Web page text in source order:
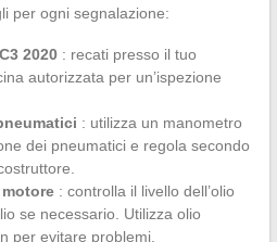
per ogni segnalazione:
2020: recati presso il tuo
autorizzata per un’ispezione
: utilizza un manometro
dei pneumatici e regola secondo
: controlla il livello dell’olio
se necessario. Utilizza olio
per evitare problemi.